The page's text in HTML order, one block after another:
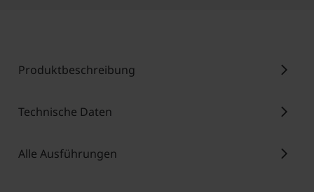
Produktbeschreibung chevron_right
Technische Daten chevron_right
Alle Ausführungen chevron_right